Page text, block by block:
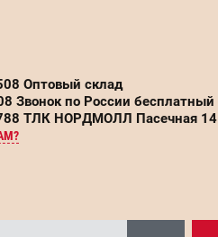
Оптовый склад
Звонок по России бесплатный
ТЛК НОРДМОЛЛ Пасечная 14